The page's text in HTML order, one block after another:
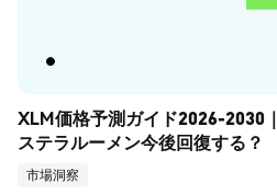
XLM価格予測ガイド2026-2030｜
ステラルーメン今後回復する？
市場洞察